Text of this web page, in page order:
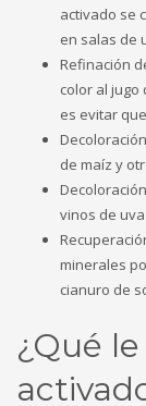
activado se
en salas de
Refinación
color al
es evitar
de maíz y
vinos de
minerales
cianuro de
¿Qué